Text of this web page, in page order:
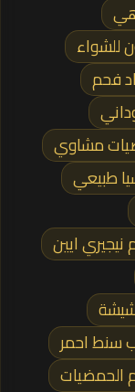
للشواء
فحم
مشاوي
طبيعي
ايين
سنط احمر
الحمضيات